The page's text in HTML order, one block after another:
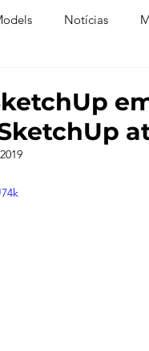
Notícias
Softwares CAD